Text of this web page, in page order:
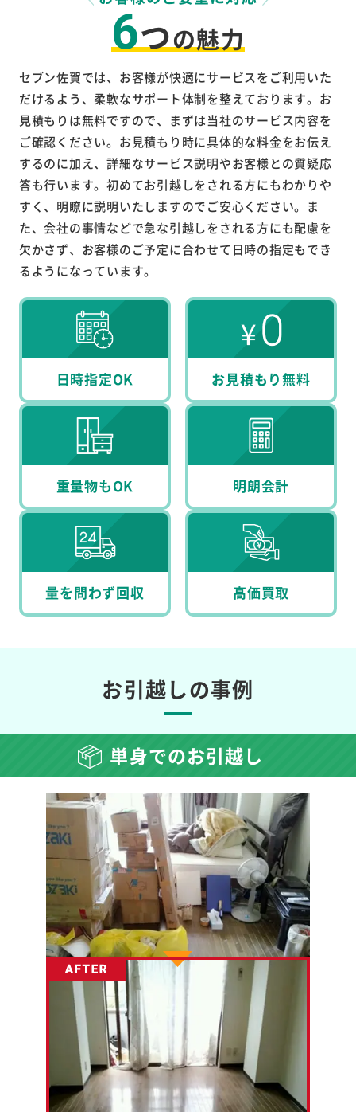
6つの魅力
セブン佐賀では、お客様が快適にサービスをご利用いた
だけるよう、柔軟なサポート体制を整えております。お
見積もりは無料ですので、まずは当社のサービス内容を
ご確認ください。お見積もり時に具体的な料金をお伝え
するのに加え、詳細なサービス説明やお客様との質疑応
答も行います。初めてお引越しをされる方にもわかりや
すく、明瞭に説明いたしますのでご安心ください。ま
た、会社の事情などで急な引越しをされる方にも配慮を
欠かさず、お客様のご予定に合わせて日時の指定もでき
るようになっています。
日時指定OK お見積もり無料
重量物もOK 明朗会計
量を問わず回収 高価買取
お引越しの事例
単身でのお引越し